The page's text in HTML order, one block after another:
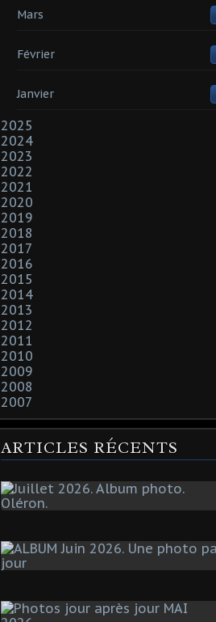
Mars
Février
Janvier
2025
2024
2023
2022
2021
2020
2019
2018
2017
2016
2015
2014
2013
2012
2011
2010
2009
2008
2007
ARTICLES RÉCENTS